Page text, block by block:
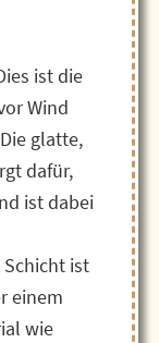
ist die
Wind
glatte,
dafür,
ist dabei
ist
einem
wie